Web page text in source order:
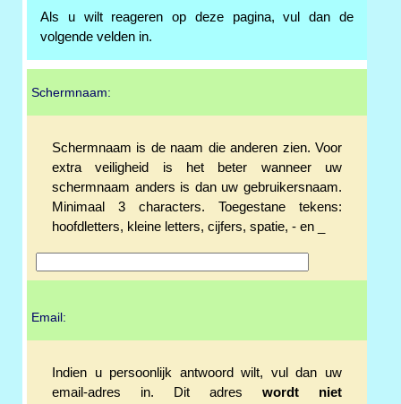
Als u wilt reageren op deze pagina, vul dan de
volgende velden in.
Schermnaam:
Schermnaam is de naam die anderen zien. Voor
extra veiligheid is het beter wanneer uw
schermnaam anders is dan uw gebruikersnaam.
Minimaal 3 characters. Toegestane tekens:
hoofdletters, kleine letters, cijfers, spatie, - en _
Email:
Indien u persoonlijk antwoord wilt, vul dan uw
email-adres in. Dit adres wordt niet